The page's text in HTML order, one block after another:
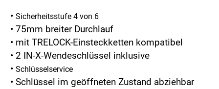
• Sicherheitsstufe 4 von 6
• 75mm breiter Durchlauf
• mit TRELOCK-Einsteckketten kompatibel
• 2 IN-X-Wendeschlüssel inklusive
• Schlüsselservice
• Schlüssel im geöffneten Zustand abziehbar